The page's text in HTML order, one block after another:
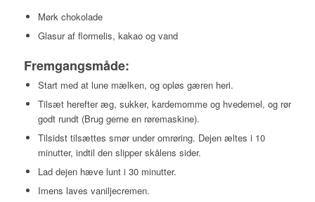
Mørk chokolade
Glasur af flormelis, kakao og vand
Fremgangsmåde:
Start med at lune mælken, og opløs gæren heri.
Tilsæt herefter æg, sukker, kardemomme og hvedemel, og rør
godt rundt (Brug gerne en røremaskine).
Tilsidst tilsættes smør under omrøring. Dejen æltes i 10
minutter, indtil den slipper skålens sider.
Lad dejen hæve lunt i 30 minutter.
Imens laves vaniljecremen.